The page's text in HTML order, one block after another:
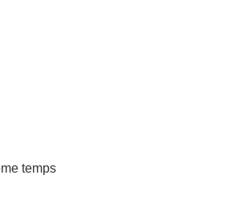
temps